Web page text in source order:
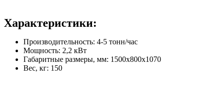
Характеристики:
Производительность: 4-5 тонн/час
Мощность: 2,2 кВт
Габаритные размеры, мм: 1500х800х1070
Вес, кг: 150